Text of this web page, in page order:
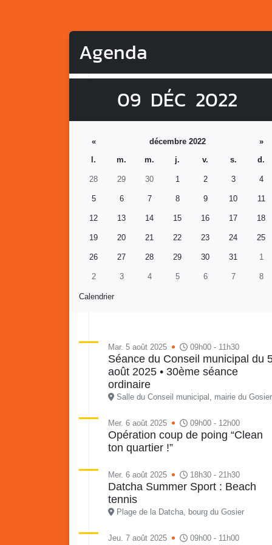
Agenda
09 DÉC 2022
Calendrier
« décembre 2022
»
l.
m. m. j. v. s. d.
28 29 30 1 2 3 4
5 6 7 8 9 10 11
12 13 14 15 16 17 18
19 20 21 22 23 24 25
26 27 28 29 30 31 1
2 3 4 5 6 7 8
Mar. 5 août 2025 09h00 - 11h30
Séance du Conseil municipal du
août 2025 • 30ème séance
ordinaire
Salle du Conseil municipal, mairie du Gosier
Mer. 6 août 2025 09h00 - 12h00
Opération coup de poing “Clean
ton quartier !”
Mer. 6 août 2025 18h30 - 21h30
Datcha Summer Sport : Beach
tennis
Plage de la Datcha, bourg du Gosier
Jeu. 7 août 2025 09h00 - 11h00
Retour en images sur
Vakans O Gozyé animations
du samedi 18 juillet : Partir
quartier n°3, Gosier beach
summer volley
23 juillet